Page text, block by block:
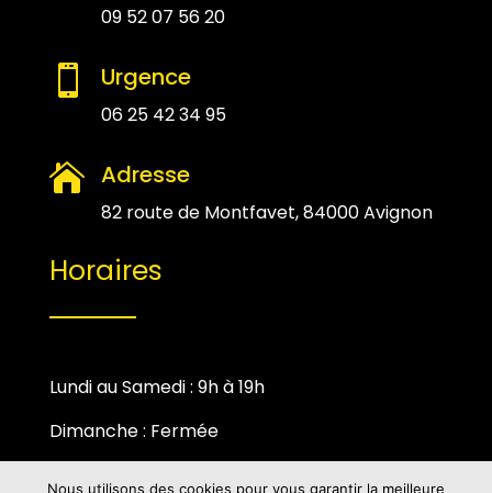
09 52 07 56 20
 Urgence
06 25 42 34 95
 Adresse
82 route de Montfavet, 84000 Avignon
Horaires
Lundi au Samedi : 9h à 19h
Dimanche : Fermée
Nous utilisons des cookies pour vous garantir la meilleure